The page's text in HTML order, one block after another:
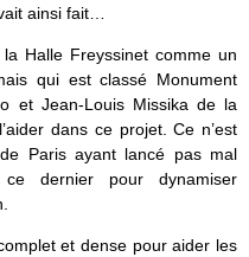
ainsi fait…
Halle Freyssinet comme un
qui est classé Monument
et Jean-Louis Missika de la
dans ce projet. Ce n’est
Paris ayant lancé pas mal
ce dernier pour dynamiser
et dense pour aider les